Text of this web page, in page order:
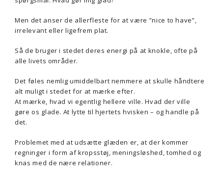
Men det anser de allerfleste for at være ”nice to have”,
irrelevant eller ligefrem plat.
Så de bruger i stedet deres energi på at knokle, ofte på
alle livets områder.
Det føles nemlig umiddelbart nemmere at skulle håndtere
alt muligt i stedet for at mærke efter.
At mærke, hvad vi egentlig hellere ville. Hvad der ville
gøre os glade. At lytte til hjertets hvisken – og handle på
det.
Problemet med at udsætte glæden er, at der kommer
regninger i form af kropsstøj, meningsløshed, tomhed og
knas med de nære relationer.